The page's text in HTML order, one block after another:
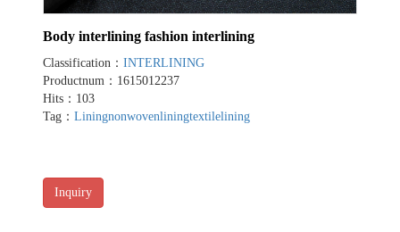
Body interlining fashion interlining
Classification： INTERLINING
Productnum：1615012237
Hits：103
Tag： Liningnonwovenliningtextilelining
Inquiry